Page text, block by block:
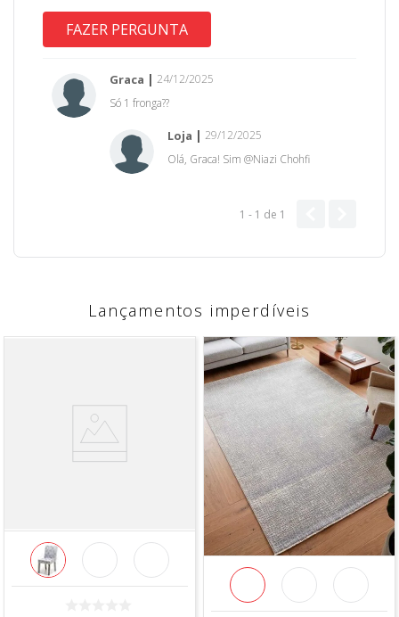
FAZER PERGUNTA
Graca
24/12/2025
Só 1 fronga??
Loja
29/12/2025
Olá, Graca! Sim @Niazi Chohfi
1 - 1 de 1
Lançamentos imperdíveis